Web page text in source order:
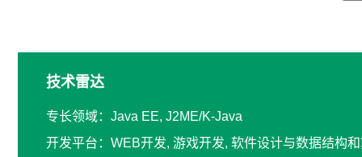
技术雷达
专长领域：Java EE, J2ME/K-Java
开发平台：WEB开发, 游戏开发, 软件设计与数据结构